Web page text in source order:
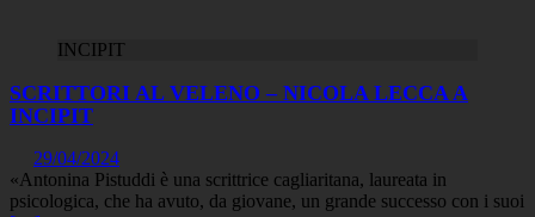
INCIPIT
SCRITTORI AL VELENO – NICOLA LECCA A
INCIPIT
29/04/2024
«Antonina Pistuddi è una scrittrice cagliaritana, laureata in
psicologica, che ha avuto, da giovane, un grande successo con i suoi